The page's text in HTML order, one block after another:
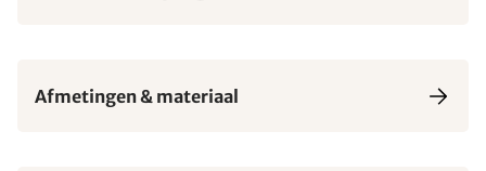
Afmetingen & materiaal